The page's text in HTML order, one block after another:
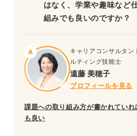
はなく、学業や趣味など
組みでも良いのですか？
キャリアコンサルタン
ルティング技能士
遠藤 美穂子
プロフィールを見る
課題への取り組み方が書かれてい
も良い